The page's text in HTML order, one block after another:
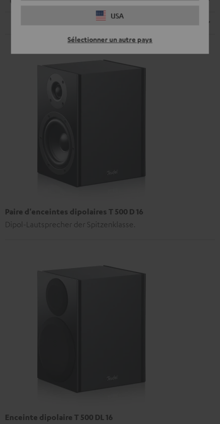
USA
Sélectionner un autre pays
Paire d'enceintes dipolaires T 500 D 16
Dipol-Lautsprecher der Spitzenklasse.
Enceinte dipolaire T 500 DL 16